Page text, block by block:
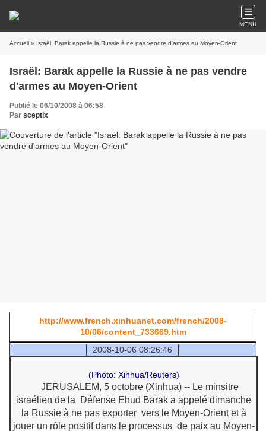
MENU
Accueil » Israël: Barak appelle la Russie à ne pas vendre d'armes au Moyen-Orient
Israël: Barak appelle la Russie à ne pas vendre
d'armes au Moyen-Orient
Publié le 06/10/2008 à 06:58
Par sceptix
http://www.french.xinhuanet.com/french/2008-
10/06/content_733669.htm
2008-10-06 08:26:46
(Photo: Xinhua/Reuters)
JERUSALEM, 5 octobre (Xinhua) -- Le minsitre
israélien de la Défense Ehud Barak a appelé dimanche
la Russie à ne pas exporter vers le Moyen-Orient et à
jouer un rôle positif dans le processus de paix au Moyen-